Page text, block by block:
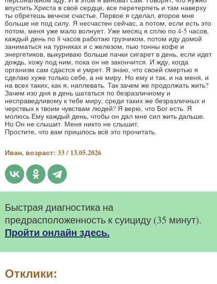
впустить Христа в своё сердце, все перетерпеть и там наверху
ты обретешь вечное счастье. Первое я сделал, второе мне
больше не под силу. Я несчастен сейчас, а потом, если есть это
потом, меня уже мало волнует. Уже месяц я сплю по 4-5 часов,
каждый день по 8 часов работаю грузчиком, потом иду домой
заниматься на турниках и с железом, пью тонны кофе и
энергетиков, выкуриваю больше пачки сигарет в день, если идет
дождь, хожу под ним, пока он не закончится. И жду, когда
организм сам сдастся и умрет. Я знаю, что своей смертью я
сделаю хуже только себе, а не миру. Но ему и так, и на меня, и
на всех таких, как я, наплевать. Так зачем же продолжать жить?
Зачем изо дня в день шататься по безразличному и
несправедливому к тебе миру, среди таких же безразличных и
черствых к твоим чувствам людей? Я верю, что Бог есть. Я
молюсь Ему каждый день, чтобы он дал мне сил жить дальше.
Но Он не слышит. Меня никто не слышит.
Простите, что вам пришлось всё это прочитать.
Иван, возраст: 33 / 13.05.2026
Быстрая диагностика на
предрасположенность к суициду (35 минут).
Пройти онлайн здесь.
Отклики: